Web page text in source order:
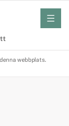
meny
webbplats.